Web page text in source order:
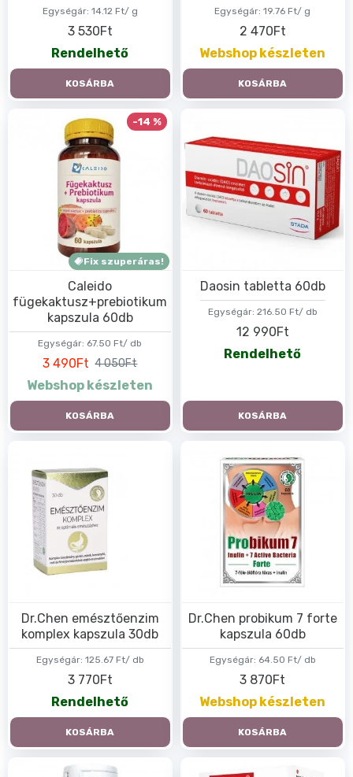
Egységár: 14.12 Ft/ g
3 530Ft
Rendelhető
KOSÁRBA
Egységár: 19.76 Ft/ g
2 470Ft
Webshop készleten
KOSÁRBA
Fix szuperáras!
-14 %
Egységár: 67.50 Ft/ db
Caleido
fügekaktusz+prebiotikum
kapszula 60db
3 490Ft 4 050Ft
Webshop készleten
KOSÁRBA
Egységár: 216.50 Ft/ db
Daosin tabletta 60db
12 990Ft
Rendelhető
KOSÁRBA
Egységár: 125.67 Ft/ db
Dr.Chen emésztőenzim
komplex kapszula 30db
3 770Ft
Rendelhető
KOSÁRBA
Egységár: 64.50 Ft/ db
Dr.Chen probikum 7 forte
kapszula 60db
3 870Ft
Webshop készleten
KOSÁRBA